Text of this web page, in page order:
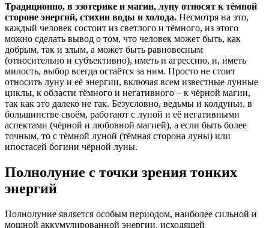
Традиционно, в эзотерике и магии, луну относят к тёмной
стороне энергий, стихии воды и холода. Несмотря на это,
каждый человек состоит из светлого и тёмного, из этого
можно сделать вывод о том, что человек может быть, как
добрым, так и злым, а может быть равновесным
(относительно и субъективно), иметь и агрессию, и, иметь
милость, выбор всегда остаётся за ним. Просто не стоит
относить луну и её энергии, включая всем известные лунные
циклы, к области тёмного и негативного – к чёрной магии,
так как это далеко не так. Безусловно, ведьмы и колдуньи, в
большинстве своём, работают с луной и её негативными
аспектами (чёрной и любовной магией), а если быть более
точным, то с тёмной луной (тёмная сторона луны) или
ипостасей богини чёрной луны.
Полнолуние с точки зрения тонких
энергий
Полнолуние является особым периодом, наиболее сильной и
мощной аккумулированной энергии, исходящей